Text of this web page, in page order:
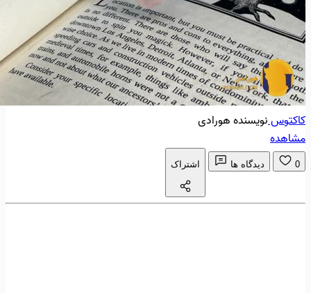
کاکتوسنویسنده هورادی
مشاهده
0 دیدگاه ها اشتراک